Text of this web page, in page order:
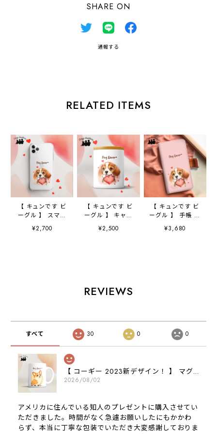
SHARE ON
通報する
RELATED ITEMS
【 キュンです ビ
ーグル 】 スマホ
ケース クリアソ
フトケース 犬
¥2,700
【 キュンです ビ
ーグル 】 キャニ
スター 保存容
器 お家用 プレ
¥2,500
【 キュンです ビ
ーグル 】 手帳 ス
マホケース 犬
うちの子 プレゼ
¥3,680
REVIEWS
すべて 30 0 0
【 コーギー 2023新デザイン！ 】 マグカップ お家用 プレゼント 犬 うちの子 犬グッズ ギフト
2026/08/02
アメリカに住んでいる知人のプレゼントに購入させてい
ただきました。時間がなく急遽お願いしたにもかかわ
らず、本当に丁寧な包装でいただき大変感謝しておりま